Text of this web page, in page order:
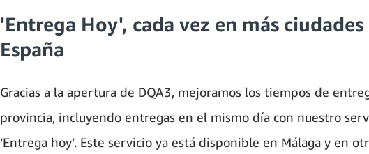
'Entrega Hoy', cada vez en más ciudades
España
Gracias a la apertura de DQA3, mejoramos los tiempos de
provincia, incluyendo entregas en el mismo día con nuestro
‘Entrega hoy’. Este servicio ya está disponible en Málaga y en